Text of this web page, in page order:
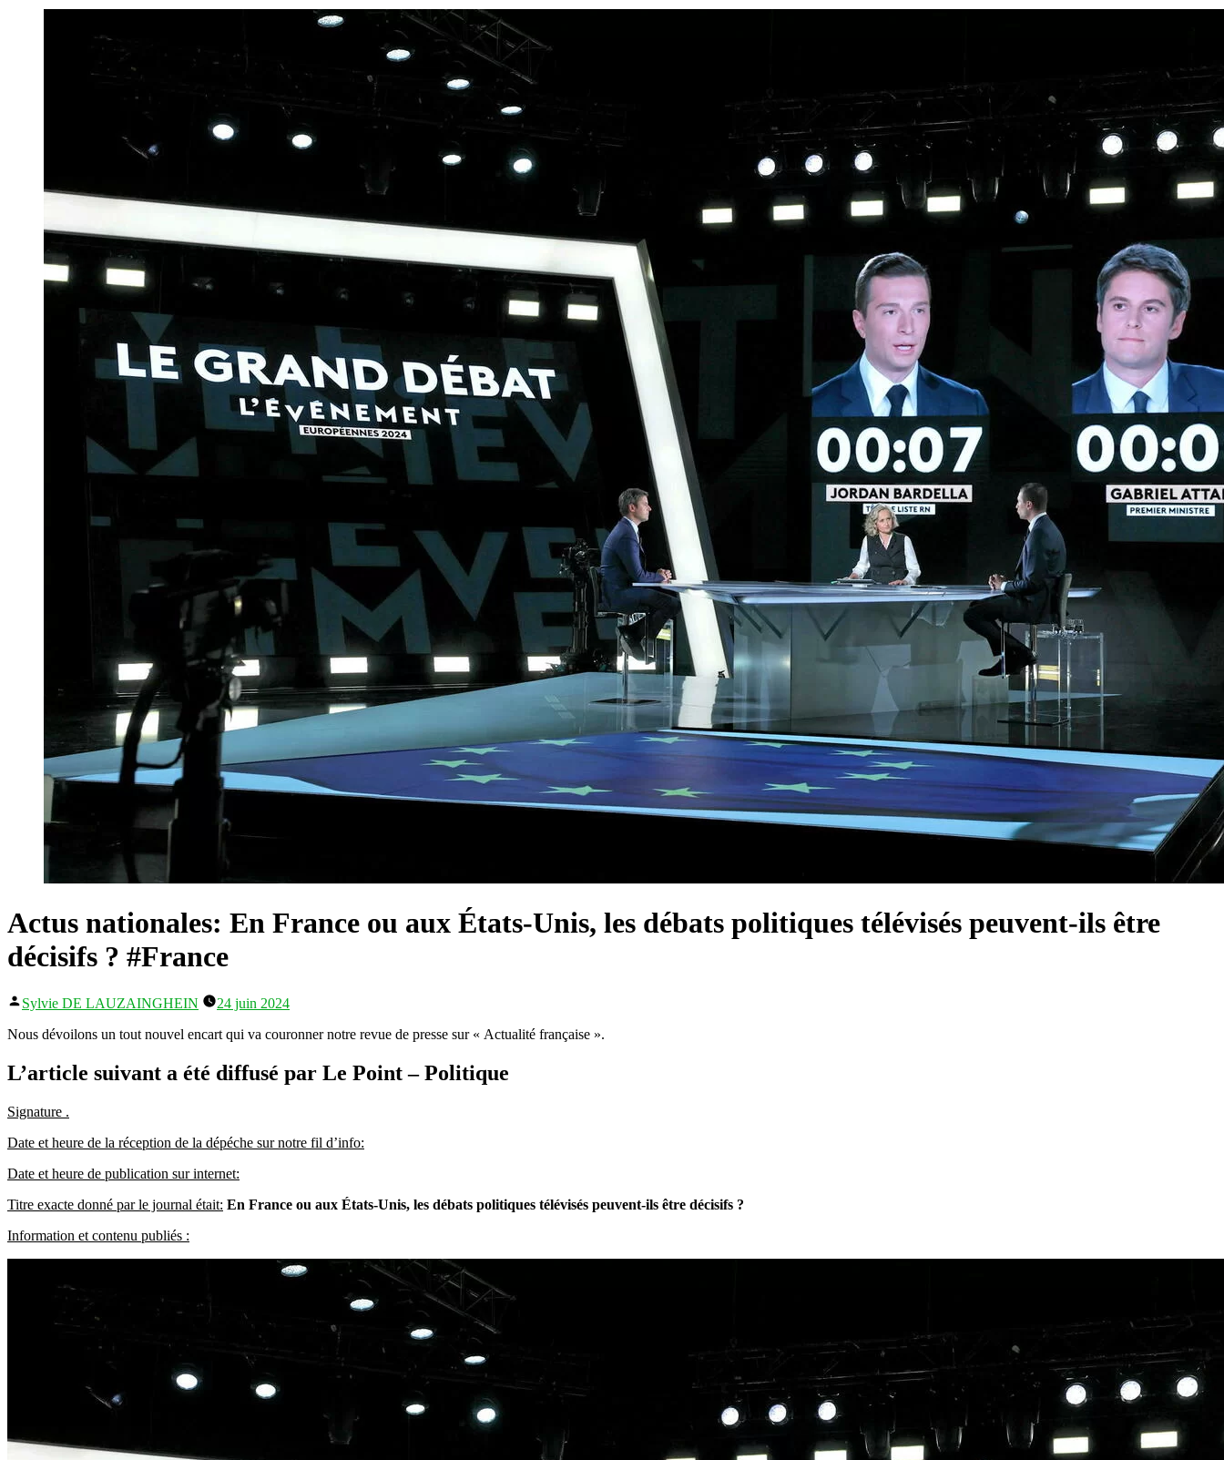
Actus nationales: En France ou aux États-Unis, les débats politiques télévisés peuvent-ils être
décisifs ? #France
Publié
Sylvie DE LAUZAINGHEIN
24 juin 2024
Nous dévoilons un tout nouvel encart qui va couronner notre revue de presse sur « Actualité française ».
L’article suivant a été diffusé par Le Point – Politique
Signature .
Date et heure de la réception de la dépéche sur notre fil d’info:
Date et heure de publication sur internet:
Titre exacte donné par le journal était: En France ou aux États-Unis, les débats politiques télévisés peuvent-ils être décisifs ?
Information et contenu publiés :